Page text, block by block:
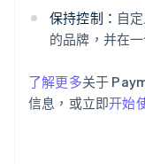
保持控制： 自
的品牌，并在
了解更多关于
信息，或立即开始
奥地利
DeutschEnglish
澳大利亚
巴西
Português